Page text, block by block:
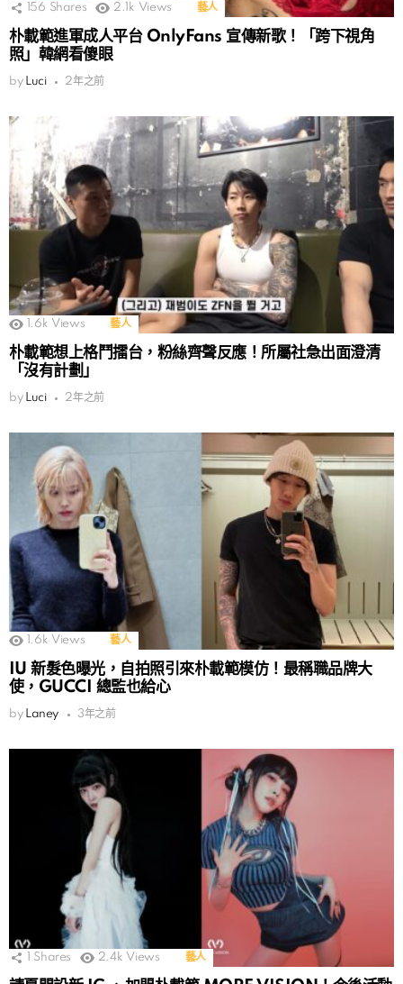
156 Shares 2.1k Views 藝人
朴載範進軍成人平台 OnlyFans 宣傳新歌！「跨下視角
照」韓網看傻眼
by Luci 2年之前
1.6k Views 藝人
朴載範想上格鬥擂台，粉絲齊聲反應！所屬社急出面澄清
「沒有計劃」
by Luci 2年之前
1.6k Views 藝人
IU 新髮色曝光，自拍照引來朴載範模仿！最稱職品牌大
使，GUCCI 總監也給心
by Laney 3年之前
Shares 2.4k Views 藝人